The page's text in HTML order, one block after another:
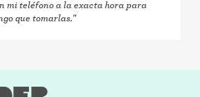
mi teléfono a la exacta hora para
que tomarlas."